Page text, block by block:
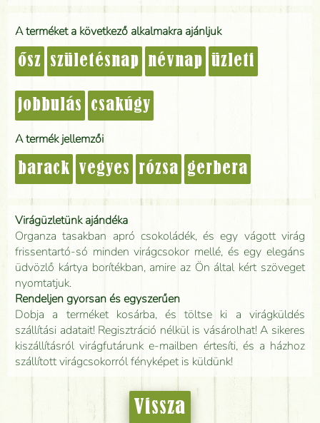
A terméket a következő alkalmakra ajánljuk
ősz születésnap névnap üzleti
jobbulás csakúgy
A termék jellemzői
barack vegyes rózsa gerbera
Virágüzletünk ajándéka
Organza tasakban apró csokoládék, és egy vágott virág
frissentartó-só minden virágcsokor mellé, és egy elegáns
üdvözlő kártya borítékban, amire az Ön által kért szöveget
nyomtatjuk.
Rendeljen gyorsan és egyszerűen
Dobja a terméket kosárba, és töltse ki a virágküldés
szállítási adatait! Regisztráció nélkül is vásárolhat! A sikeres
kiszállításról virágfutárunk e-mailben értesíti, és a házhoz
szállított virágcsokorról fényképet is küldünk!
Vissza